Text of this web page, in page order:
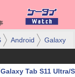
Android Galaxy
Galaxy Tab S11